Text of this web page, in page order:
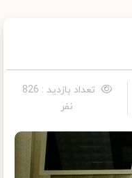
تعداد بازدید : 826
نفر